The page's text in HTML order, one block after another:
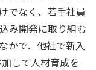
でなく、若手社員
み開発に取り組む
かで、他社で新入
して人材育成を